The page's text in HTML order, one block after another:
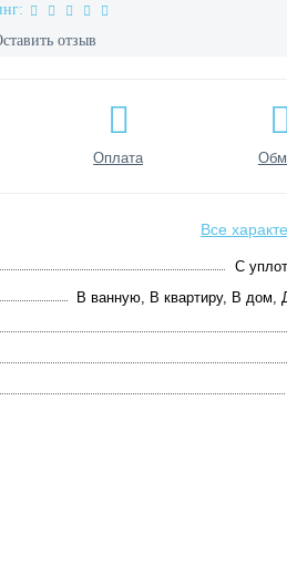
отзыв
Оплата
Все
С
В ванную, В квартиру, В дом,